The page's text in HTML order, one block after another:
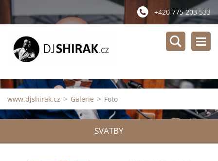
+420 775 203 533
www.djshirak.cz > Galerie > Foto
SVATBY